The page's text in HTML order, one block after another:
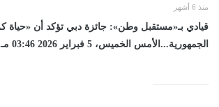
منذ 6 أشهر
قيادي بـ«مستقبل وطن»: جائزة دبي تؤكد أن «حياة
الجمهورية...الأمس الخميس، 5 فبراير 2026 03:46 مـ